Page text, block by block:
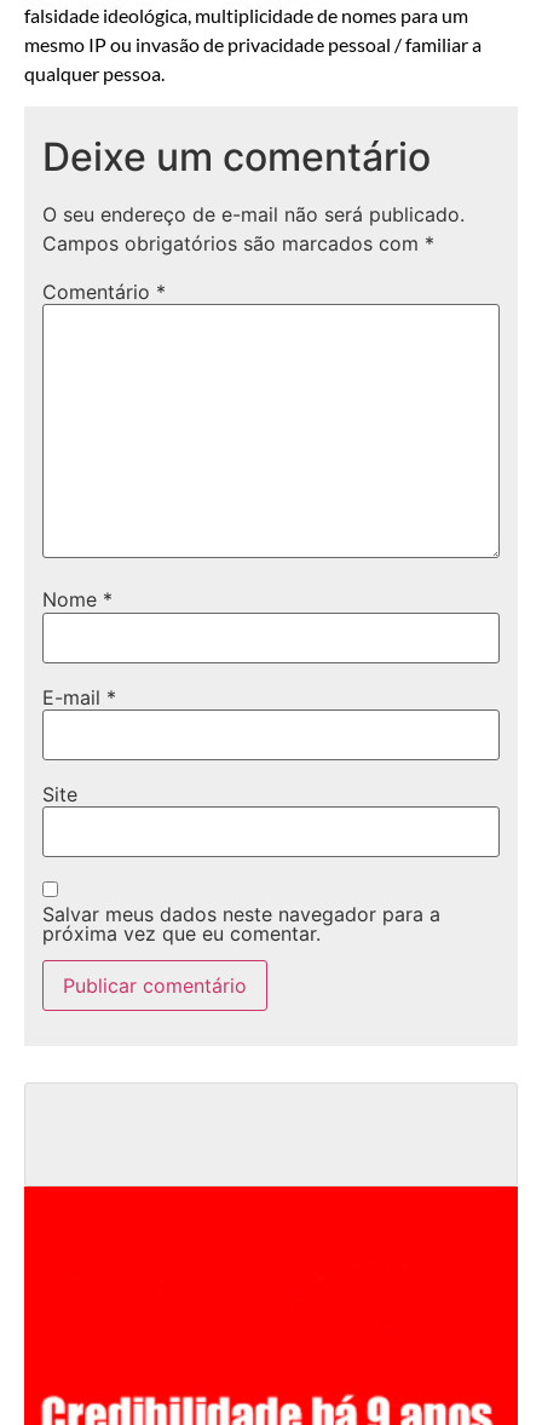
falsidade ideológica, multiplicidade de nomes para um
mesmo IP ou invasão de privacidade pessoal / familiar a
qualquer pessoa.
Deixe um comentário
O seu endereço de e-mail não será publicado.
Campos obrigatórios são marcados com *
Comentário *
Nome *
E-mail *
Site
Salvar meus dados neste navegador para a
próxima vez que eu comentar.